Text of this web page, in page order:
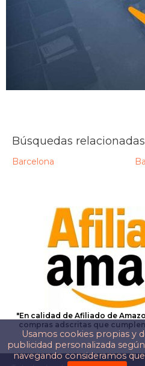
Búsquedas relacionadas
Barcelona
Usamos cookies propias y
publicidad personalizada
navegando consideramos
"En calidad de Afiliado de
compras adscritas que